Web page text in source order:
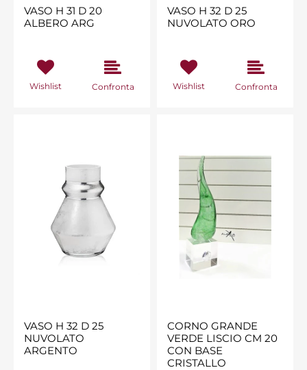
VASO H 31 D 20
ALBERO ARG
Wishlist Confronta
VASO H 32 D 25
NUVOLATO ORO
Wishlist Confronta
VASO H 32 D 25
NUVOLATO
ARGENTO
CORNO GRANDE
VERDE LISCIO CM 20
CON BASE
CRISTALLO